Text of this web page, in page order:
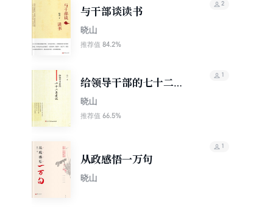
与干部谈读书
晓山
推荐值 84.2%
2
给领导干部的七十二条
建议
晓山
推荐值 66.5%
1
从政感悟一万句
晓山
1